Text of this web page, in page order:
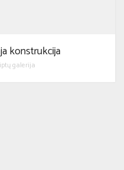
konstrukcija
galerija